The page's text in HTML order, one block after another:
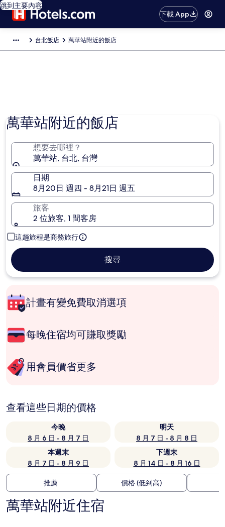
跳到主要內容
下載 App
台北飯店 萬華站附近的飯店
萬華站附近的飯店
想要去哪裡？
萬華站, 台北, 台灣
日期
8月20日 週四 - 8月21日 週五
旅客
2 位旅客, 1 間客房
這趟旅程是商務旅行
搜尋
計畫有變免費取消選項
每晚住宿均可賺取獎勵
用會員價省更多
查看這些日期的價格
今晚
8 月 6 日 - 8 月 7 日
明天
8 月 7 日 - 8 月 8 日
本週末
8 月 7 日 - 8 月 9 日
下週末
8 月 14 日 - 8 月 16 日
推薦 價格 (低到高)
萬華站附近住宿